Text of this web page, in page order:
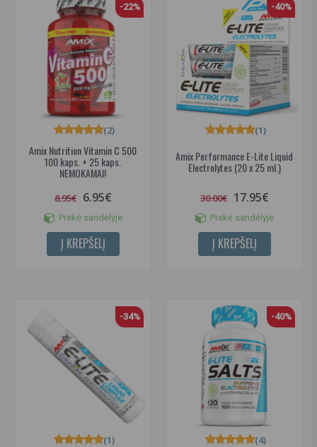
-22%
Amix Nutrition Vitamin C 500
100 kaps. + 25 kaps.
NEMOKAMAI!
(2)
8.95€ 6.95€
Prekė sandėlyje
Į KREPŠELĮ
-40%
Amix Performance E-Lite Liquid
Electrolytes (20 x 25 ml.)
(1)
30.00€ 17.95€
Prekė sandėlyje
Į KREPŠELĮ
-34%
(1)
-40%
(4)